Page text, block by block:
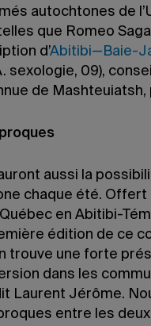
autochtones de
que Romeo
d’Abitibi—Baie-
sexologie, 09),
de Mashteuiatsh,
aussi la
chaque été. Offert
Québec en Abitibi-
édition de ce
trouve une forte
dans les
Laurent Jérôme.
entre les